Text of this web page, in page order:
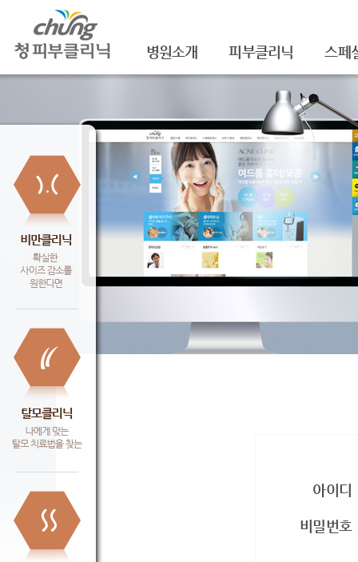
병원소개 피부클리닉 스페
레이저장비소개
병원 둘러보기
찾아오시는 길
공지사항
여드름자국/흉터
모공
기미/색소
주근깨/잡티
점/검버섯
문신제거
안면홍조
피부질환치료
셀라
레이
주름
FNS
물광
아쿠
슈링
아이디
비밀번호